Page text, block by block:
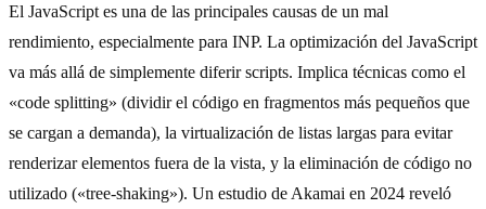
El JavaScript es una de las principales causas de un mal
rendimiento, especialmente para INP. La optimización del JavaScript
va más allá de simplemente diferir scripts. Implica técnicas como el
«code splitting» (dividir el código en fragmentos más pequeños que
se cargan a demanda), la virtualización de listas largas para evitar
renderizar elementos fuera de la vista, y la eliminación de código no
utilizado («tree-shaking»). Un estudio de Akamai en 2024 reveló